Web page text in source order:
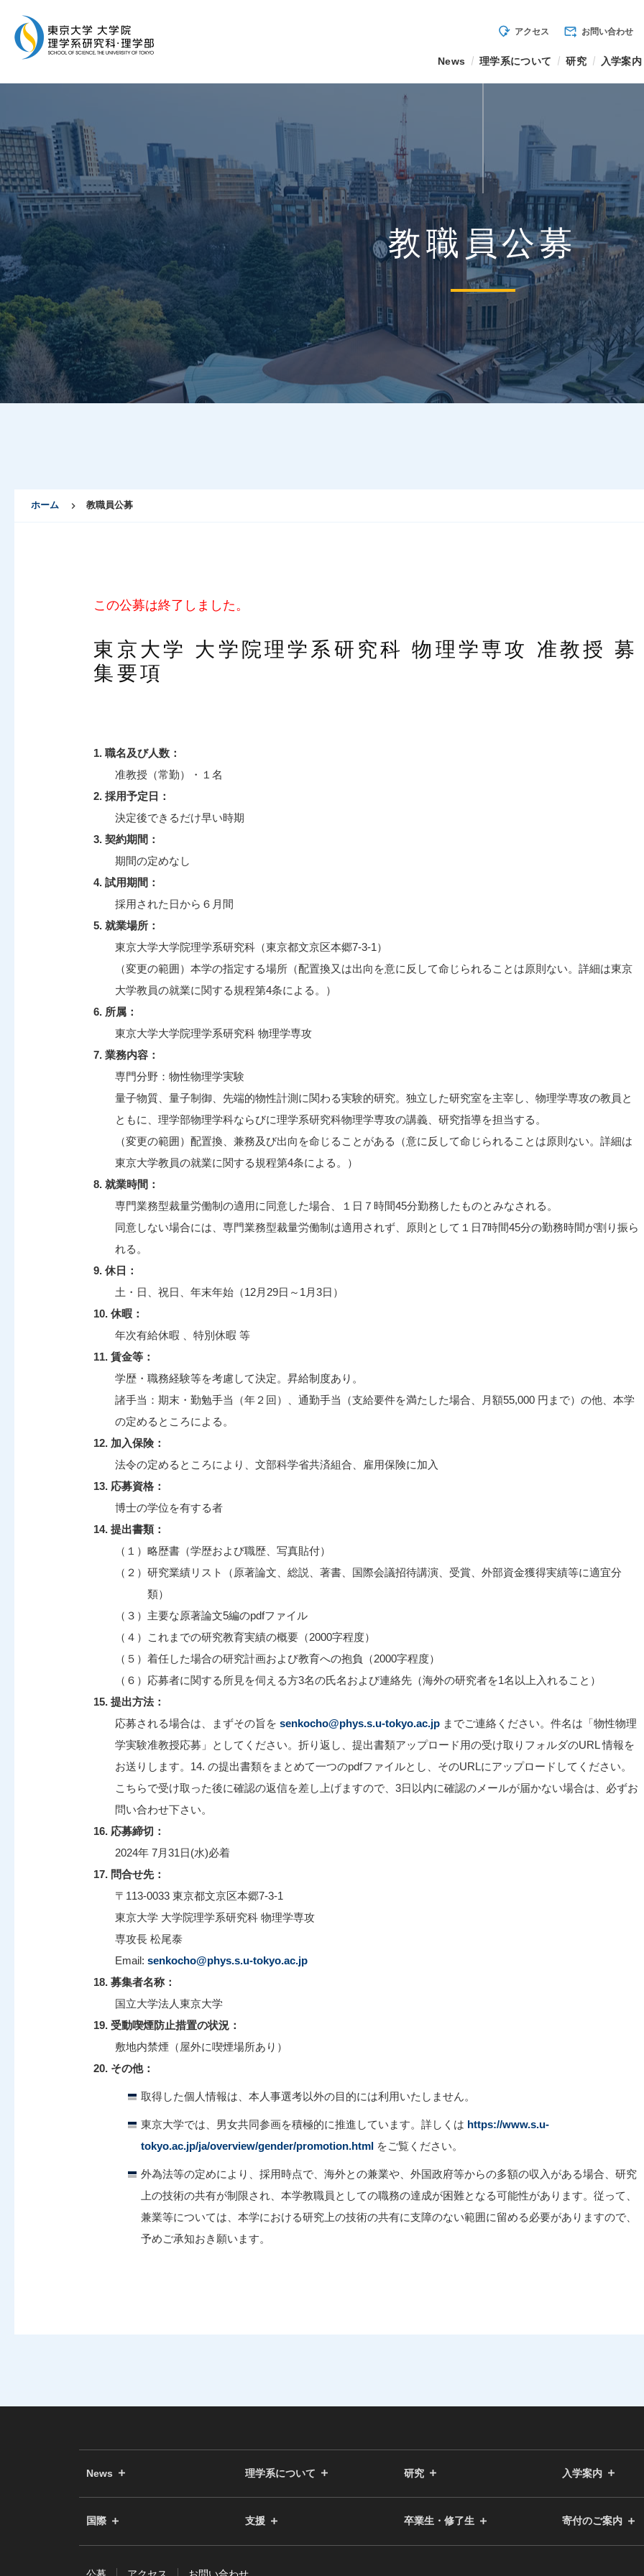
mode_of_travel アクセス forward_to_inbox お問い合わせ
News 理学系について 研究 入学案内
教職員公募
ホーム 教職員公募
この公募は終了しました。
東京大学 大学院理学系研究科 物理学専攻 准教授 募
集要項
1. 職名及び人数：
准教授（常勤）・１名
2. 採用予定日：
決定後できるだけ早い時期
3. 契約期間：
期間の定めなし
4. 試用期間：
採用された日から６月間
5. 就業場所：
東京大学大学院理学系研究科（東京都文京区本郷7-3-1）
（変更の範囲）本学の指定する場所（配置換又は出向を意に反して命じられることは原則ない。詳細は東京
大学教員の就業に関する規程第4条による。）
6. 所属：
東京大学大学院理学系研究科 物理学専攻
7. 業務内容：
専門分野：物性物理学実験
量子物質、量子制御、先端的物性計測に関わる実験的研究。独立した研究室を主宰し、物理学専攻の教員と
ともに、理学部物理学科ならびに理学系研究科物理学専攻の講義、研究指導を担当する。
（変更の範囲）配置換、兼務及び出向を命じることがある（意に反して命じられることは原則ない。詳細は
東京大学教員の就業に関する規程第4条による。）
8. 就業時間：
専門業務型裁量労働制の適用に同意した場合、１日７時間45分勤務したものとみなされる。
同意しない場合には、専門業務型裁量労働制は適用されず、原則として１日7時間45分の勤務時間が割り振ら
れる。
9. 休日：
土・日、祝日、年末年始（12月29日～1月3日）
10. 休暇：
年次有給休暇 、特別休暇 等
11. 賃金等：
学歴・職務経験等を考慮して決定。昇給制度あり。
諸手当：期末・勤勉手当（年２回）、通勤手当（支給要件を満たした場合、月額55,000 円まで）の他、本学
の定めるところによる。
12. 加入保険：
法令の定めるところにより、文部科学省共済組合、雇用保険に加入
13. 応募資格：
博士の学位を有する者
14. 提出書類：
（１）略歴書（学歴および職歴、写真貼付）
（２）研究業績リスト（原著論文、総説、著書、国際会議招待講演、受賞、外部資金獲得実績等に適宜分
類）
（３）主要な原著論文5編のpdfファイル
（４）これまでの研究教育実績の概要（2000字程度）
（５）着任した場合の研究計画および教育への抱負（2000字程度）
（６）応募者に関する所見を伺える方3名の氏名および連絡先（海外の研究者を1名以上入れること）
15. 提出方法：
応募される場合は、まずその旨をsenkocho@phys.s.u-tokyo.ac.jp までご連絡ください。件名は「物性物理
学実験准教授応募」としてください。折り返し、提出書類アップロード用の受け取りフォルダのURL 情報を
お送りします。14. の提出書類をまとめて一つのpdfファイルとし、そのURLにアップロードしてください。
こちらで受け取った後に確認の返信を差し上げますので、3日以内に確認のメールが届かない場合は、必ずお
問い合わせ下さい。
16. 応募締切：
2024年 7月31日(水)必着
17. 問合せ先：
〒113-0033 東京都文京区本郷7-3-1
東京大学 大学院理学系研究科 物理学専攻
専攻長 松尾泰
Email:senkocho@phys.s.u-tokyo.ac.jp
18. 募集者名称：
国立大学法人東京大学
19. 受動喫煙防止措置の状況：
敷地内禁煙（屋外に喫煙場所あり）
20. その他：
取得した個人情報は、本人事選考以外の目的には利用いたしません。
東京大学では、男女共同参画を積極的に推進しています。詳しくは https://www.s.u-
tokyo.ac.jp/ja/overview/gender/promotion.html をご覧ください。
外為法等の定めにより、採用時点で、海外との兼業や、外国政府等からの多額の収入がある場合、研究
上の技術の共有が制限され、本学教職員としての職務の達成が困難となる可能性があります。従って、
兼業等については、本学における研究上の技術の共有に支障のない範囲に留める必要がありますので、
予めご承知おき願います。
News 理学系について 研究 入学案内
国際 支援 卒業生・修了生 寄付のご案内